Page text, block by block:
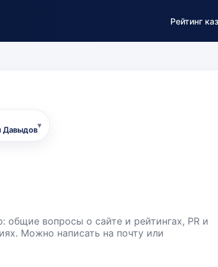
Рейтинг
Давыдов▾
общие вопросы о сайте и рейтингах, PR и
Можно написать на почту или